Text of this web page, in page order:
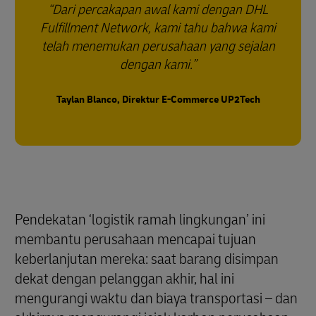
Dari percakapan awal kami dengan DHL
Fulfillment Network, kami tahu bahwa kami
telah menemukan perusahaan yang sejalan
dengan kami.
Taylan Blanco, Direktur E-Commerce UP2Tech
Pendekatan ‘logistik ramah lingkungan’ ini
membantu perusahaan mencapai tujuan
keberlanjutan mereka: saat barang disimpan
dekat dengan pelanggan akhir, hal ini
mengurangi waktu dan biaya transportasi – dan